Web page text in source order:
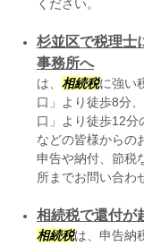
ください。
杉並区で税理士
事務所へ
は、 相続税に強い
口」より徒歩8分
口」より徒歩12分
などの皆様からの
申告や納付、節税
所までお問い合わ
相続税で還付が
相続税は、申告納